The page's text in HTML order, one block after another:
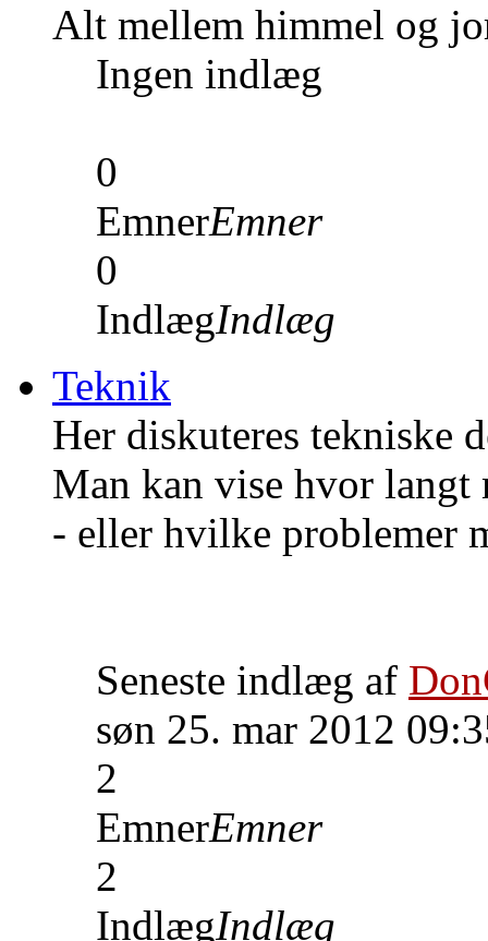
Alt mellem himmel og
Ingen indlæg
0
EmnerEmner
0
IndlægIndlæg
Teknik
Her diskuteres tekniske
Man kan vise hvor langt
- eller hvilke problemer
Seneste indlæg af
søn 25. mar 2012
2
EmnerEmner
2
IndlægIndlæg